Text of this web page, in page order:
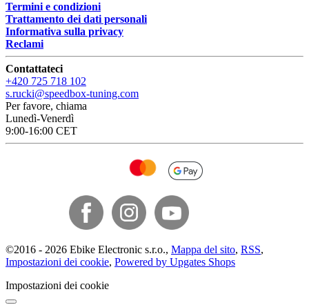
Termini e condizioni
Trattamento dei dati personali
Informativa sulla privacy
Reclami
Contattateci
+420 725 718 102
s.rucki@speedbox-tuning.com
Per favore, chiama
Lunedì-Venerdì
9:00-16:00 CET
©2016 - 2026 Ebike Electronic s.r.o., Mappa del sito, RSS,
Impostazioni dei cookie, Powered by Upgates Shops
Impostazioni dei cookie